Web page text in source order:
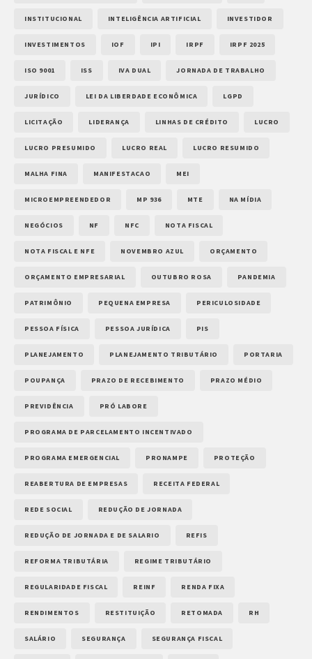
INSTITUCIONAL INTELIGÊNCIA ARTIFICIAL INVESTIDOR
INVESTIMENTOS IOF IPI IRPF IRPF 2025
ISO 9001 ISS IVA DUAL JORNADA DE TRABALHO
JURÍDICO LEI DA LIBERDADE ECONÔMICA LGPD
LICITAÇÃO LIDERANÇA LINHAS DE CRÉDITO LUCRO
LUCRO PRESUMIDO LUCRO REAL LUCRO RESUMIDO
MALHA FINA MANIFESTACAO MEI
MICROEMPREENDEDOR MP 936 MTE NA MÍDIA
NEGÓCIOS NF NFC NOTA FISCAL
NOTA FISCAL E NFE NOVEMBRO AZUL ORÇAMENTO
ORÇAMENTO EMPRESARIAL OUTUBRO ROSA PANDEMIA
PATRIMÔNIO PEQUENA EMPRESA PERICULOSIDADE
PESSOA FÍSICA PESSOA JURÍDICA PIS
PLANEJAMENTO PLANEJAMENTO TRIBUTÁRIO PORTARIA
POUPANÇA PRAZO DE RECEBIMENTO PRAZO MÉDIO
PREVIDÊNCIA PRÓ LABORE
PROGRAMA DE PARCELAMENTO INCENTIVADO
PROGRAMA EMERGENCIAL PRONAMPE PROTEÇÃO
REABERTURA DE EMPRESAS RECEITA FEDERAL
REDE SOCIAL REDUÇÃO DE JORNADA
REDUÇÃO DE JORNADA E DE SALARIO REFIS
REFORMA TRIBUTÁRIA REGIME TRIBUTÁRIO
REGULARIDADE FISCAL REINF RENDA FIXA
RENDIMENTOS RESTITUIÇÃO RETOMADA RH
SALÁRIO SEGURANÇA SEGURANÇA FISCAL